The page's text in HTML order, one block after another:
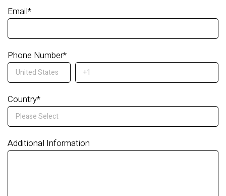
Email*
Phone Number*
Country*
Additional Information